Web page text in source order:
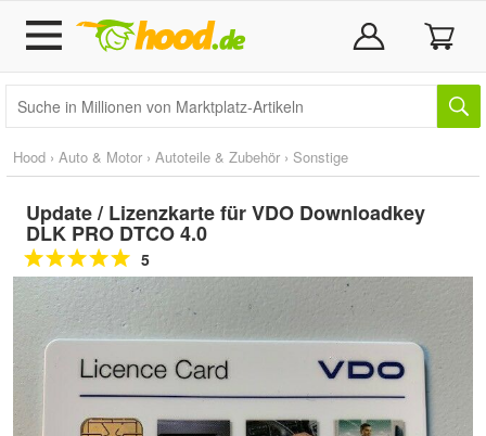
Hood › Auto & Motor › Autoteile & Zubehör › Sonstige
Update / Lizenzkarte für VDO Downloadkey
DLK PRO DTCO 4.0
5